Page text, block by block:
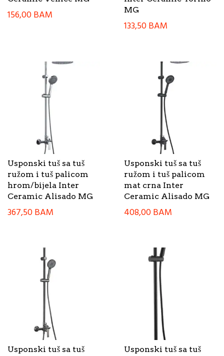
156,00BAM
MG
133,50BAM
Usponski tuš sa tuš
ružom i tuš palicom
hrom/bijela Inter
Ceramic Alisado MG
367,50BAM
Usponski tuš sa tuš
ružom i tuš palicom
mat crna Inter
Ceramic Alisado MG
408,00BAM
Usponski tuš sa tuš
Usponski tuš sa tuš